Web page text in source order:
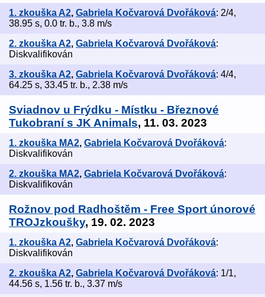
1. zkouška A2, Gabriela Kočvarová Dvořáková: 2/4,
38.95 s, 0.0 tr. b., 3.8 m/s
2. zkouška A2, Gabriela Kočvarová Dvořáková:
Diskvalifikován
3. zkouška A2, Gabriela Kočvarová Dvořáková: 4/4,
64.25 s, 33.45 tr. b., 2.38 m/s
Sviadnov u Frýdku - Místku - Březnové
Tukobraní s JK Animals, 11. 03. 2023
1. zkouška MA2, Gabriela Kočvarová Dvořáková:
Diskvalifikován
2. zkouška MA2, Gabriela Kočvarová Dvořáková:
Diskvalifikován
Rožnov pod Radhoštěm - Free Sport únorové
TROJzkoušky, 19. 02. 2023
1. zkouška A2, Gabriela Kočvarová Dvořáková:
Diskvalifikován
2. zkouška A2, Gabriela Kočvarová Dvořáková: 1/1,
44.56 s, 1.56 tr. b., 3.37 m/s